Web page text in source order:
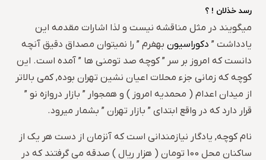
رسد خذلان ! ؟
میگویند در مثل مناقشه نیست و لذا اشارات مقدمه این
یادداشت ” دکوراسیون بهفرم ” را نمیتوان مصداق دقیق آنچه
دانست که امروز بر سر ” کوچه صد تومنی ها ” آمده است. این
کوچه که زمانی جزء محلات اعیان نشین تهران بوده, کمی بالاتر
از میدان اعدام ( محمدیه امروز ) و همجوار ” بازار دروازه نو ”
قرار دارد که در واقع ابتدای ” بازار تهران ” بشمار میرود.
نام کوچه, یادگار نیازمندانی است که آنزمان از دست هر یک از
ساکنان محل 100 تومان ( هزار ریال ) صدقه می گرفتند که در